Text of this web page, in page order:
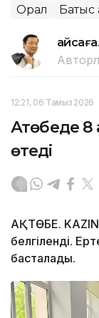
Орал Батыс
12:21, 06 Тамыз 2026
Ақтөбеде
өтеді
АҚТӨБЕ.
белгіленді.
басталады.